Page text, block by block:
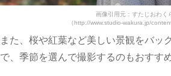
画像引用元：すたじおわく
（http://www.studio-wakura.jp/
また、桜や紅葉など美しい景観をバッ
で、季節を選んで撮影するのもおすす